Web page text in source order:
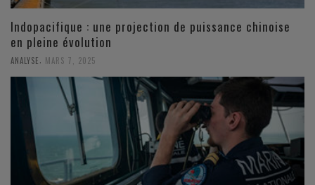
Indopacifique : une projection de puissance chinoise
en pleine évolution
ANALYSE, MARS 7, 2025